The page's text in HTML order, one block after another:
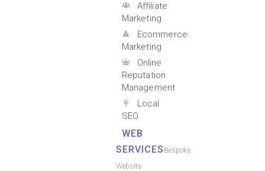
Affiliate
Marketing
Ecommerce
Marketing
Online
Reputation
Management
Local
SEO
WEB
SERVICES Bespoke
Website